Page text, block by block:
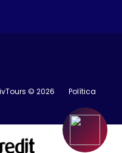
© 2026
Política